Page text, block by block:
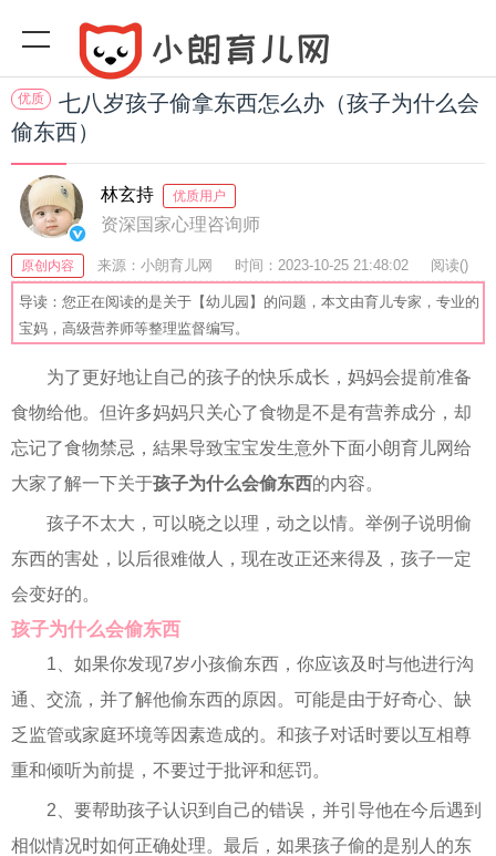
优质
七八岁孩子偷拿东西怎么办（孩子为什么会
偷东西）
林玄持 优质用户
资深国家心理咨询师
原创内容 来源：小朗育儿网 时间：2023-10-25 21:48:02 阅读()
收藏：29 分享：78 爆
导读：您正在阅读的是关于【幼儿园】的问题，本文由育儿专家，专业的
宝妈，高级营养师等整理监督编写。
为了更好地让自己的孩子的快乐成长，妈妈会提前准备
食物给他。但许多妈妈只关心了食物是不是有营养成分，却
忘记了食物禁忌，結果导致宝宝发生意外下面小朗育儿网给
大家了解一下关于孩子为什么会偷东西的内容。
孩子不太大，可以晓之以理，动之以情。举例子说明偷
东西的害处，以后很难做人，现在改正还来得及，孩子一定
会变好的。
孩子为什么会偷东西
1、如果你发现7岁小孩偷东西，你应该及时与他进行沟
通、交流，并了解他偷东西的原因。可能是由于好奇心、缺
乏监管或家庭环境等因素造成的。和孩子对话时要以互相尊
重和倾听为前提，不要过于批评和惩罚。
2、要帮助孩子认识到自己的错误，并引导他在今后遇到
相似情况时如何正确处理。最后，如果孩子偷的是别人的东